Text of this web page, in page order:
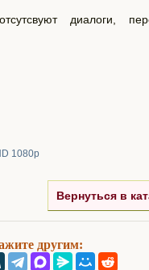
диалоги,
1080p
Вернуться в
другим: